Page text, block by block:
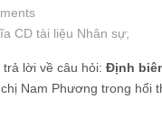
CD tài liệu Nhân sự;
lời về câu hỏi: Định
Nam Phương trong hổi